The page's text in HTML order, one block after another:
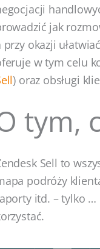
jak
przy okazji
w tym celu
) oraz obsługi
tym,
Sell to
podróży
itd. – tylko …